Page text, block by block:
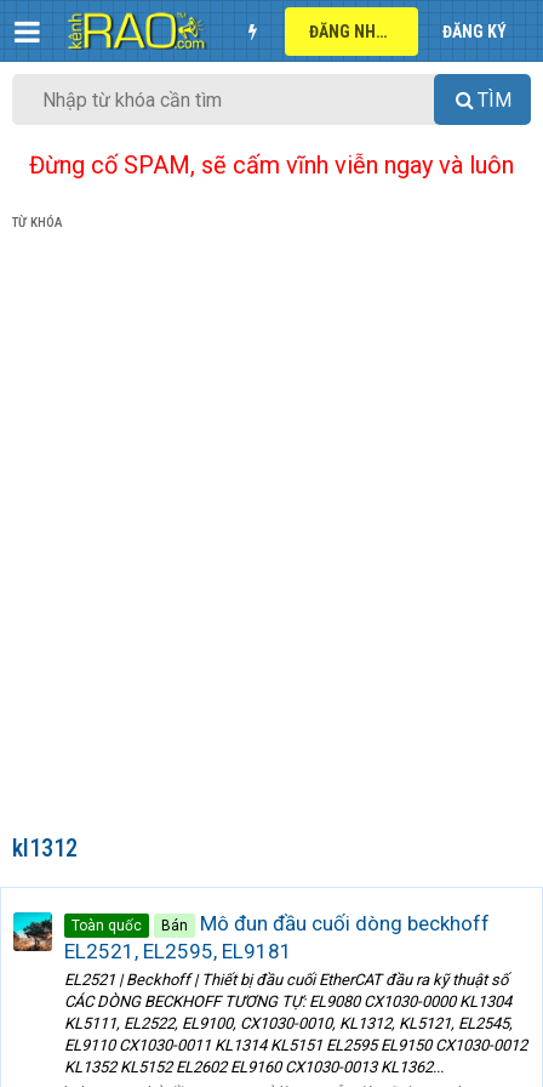
ĐĂNG NHẬP ĐĂNG KÝ
TÌM
Đừng cố SPAM, sẽ cấm vĩnh viễn ngay và luôn
TỪ KHÓA
kl1312
Toàn quốc Bán
Mô đun đầu cuối dòng beckhoff
EL2521, EL2595, EL9181
EL2521 | Beckhoff | Thiết bị đầu cuối EtherCAT đầu ra kỹ thuật số
CÁC DÒNG BECKHOFF TƯƠNG TỰ: EL9080 CX1030-0000 KL1304
KL5111, EL2522, EL9100, CX1030-0010, KL1312, KL5121, EL2545,
EL9110 CX1030-0011 KL1314 KL5151 EL2595 EL9150 CX1030-0012
KL1352 KL5152 EL2602 EL9160 CX1030-0013 KL1362...